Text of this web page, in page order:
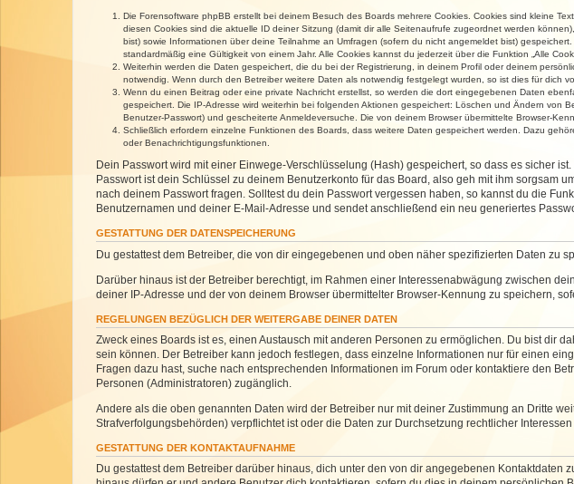
Die Forensoftware phpBB erstellt bei deinem Besuch des Boards mehrere Cookies. Cookies sind kleine
diesen Cookies sind die aktuelle ID deiner Sitzung (damit dir alle Seitenaufrufe zugeordnet werden
bist) sowie Informationen über deine Teilnahme an Umfragen (sofern du nicht angemeldet bist)
standardmäßig eine Gültigkeit von einem Jahr. Alle Cookies kannst du jederzeit über die Funktion „Alle
Weiterhin werden die Daten gespeichert, die du bei der Registrierung, in deinem Profil oder deinem
notwendig. Wenn durch den Betreiber weitere Daten als notwendig festgelegt wurden, so ist dies für dich
Wenn du einen Beitrag oder eine private Nachricht erstellst, so werden die dort eingegebenen Daten
gespeichert. Die IP-Adresse wird weiterhin bei folgenden Aktionen gespeichert: Löschen und Ändern von
Benutzer-Passwort) und gescheiterte Anmeldeversuche. Die von deinem Browser übermittelte Browser-
Schließlich erfordern einzelne Funktionen des Boards, dass weitere Daten gespeichert werden. Dazu
oder Benachrichtigungsfunktionen.
Dein Passwort wird mit einer Einwege-Verschlüsselung (Hash) gespeichert, so dass es sicher
Passwort ist dein Schlüssel zu deinem Benutzerkonto für das Board, also geh mit ihm sorgsam
nach deinem Passwort fragen. Solltest du dein Passwort vergessen haben, so kannst du die
Benutzernamen und deiner E-Mail-Adresse und sendet anschließend ein neu generiertes
GESTATTUNG DER DATENSPEICHERUNG
Du gestattest dem Betreiber, die von dir eingegebenen und oben näher spezifizierten Daten zu
Darüber hinaus ist der Betreiber berechtigt, im Rahmen einer Interessenabwägung zwischen
deiner IP-Adresse und der von deinem Browser übermittelter Browser-Kennung zu speichern,
REGELUNGEN BEZÜGLICH DER WEITERGABE DEINER DATEN
Zweck eines Boards ist es, einen Austausch mit anderen Personen zu ermöglichen. Du bist dir
sein können. Der Betreiber kann jedoch festlegen, dass einzelne Informationen nur für einen
Fragen dazu hast, suche nach entsprechenden Informationen im Forum oder kontaktiere den
Personen (Administratoren) zugänglich.
Andere als die oben genannten Daten wird der Betreiber nur mit deiner Zustimmung an Dritte
Strafverfolgungsbehörden) verpflichtet ist oder die Daten zur Durchsetzung rechtlicher Interessen
GESTATTUNG DER KONTAKTAUFNAHME
Du gestattest dem Betreiber darüber hinaus, dich unter den von dir angegebenen